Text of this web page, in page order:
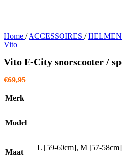
Home / ACCESSOIRES / HELMEN
Vito
Vito E-City snorscooter /
€69,95
Merk
Model
Maat
L [59-60cm], M [57-58cm]